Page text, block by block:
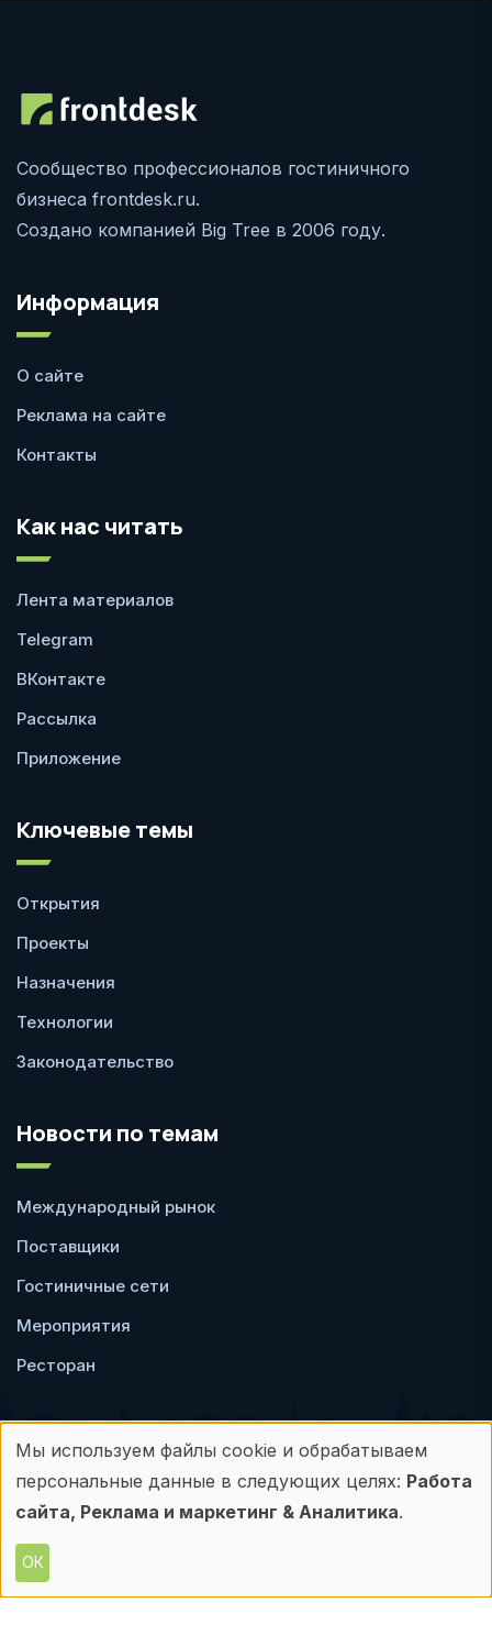
Сообщество профессионалов гостиничного
бизнеса frontdesk.ru.
Создано компанией Big Tree в 2006 году.
Информация
О сайте
Реклама на сайте
Контакты
Как нас читать
Лента материалов
Telegram
ВКонтакте
Рассылка
Приложение
Ключевые темы
Открытия
Проекты
Назначения
Технологии
Законодательство
Новости по темам
Международный рынок
Поставщики
Гостиничные сети
Мероприятия
Ресторан
Пользовательское
соглашение
Политика
конфиденциальности
Любое использование материалов с данного
Использование
персональных
данных
и
Мы используем файлы cookie и обрабатываем
персональные данные в следующих целях: Работа
сайта, Реклама и маркетинг & Аналитика.
ОК